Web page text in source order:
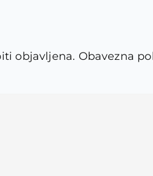
objavljena. Obavezna